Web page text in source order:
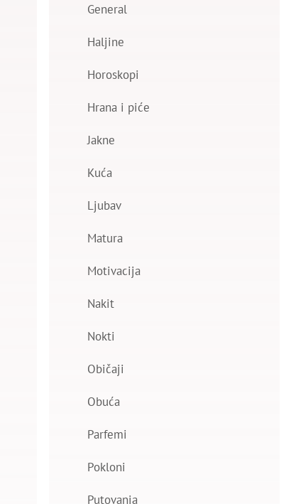
General
Haljine
Horoskopi
Hrana i piće
Jakne
Kuća
Ljubav
Matura
Motivacija
Nakit
Nokti
Običaji
Obuća
Parfemi
Pokloni
Putovanja